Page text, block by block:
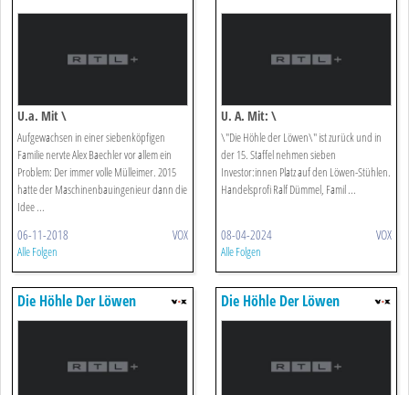
U.a. Mit \
Aufgewachsen in einer siebenköpfigen
Familie nervte Alex Baechler vor allem ein
Problem: Der immer volle Mülleimer. 2015
hatte der Maschinenbauingenieur dann die
Idee ...
06-11-2018 VOX
Alle Folgen
U. A. Mit: \
\"Die Höhle der Löwen\" ist zurück und in
der 15. Staffel nehmen sieben
Investor:innen Platz auf den Löwen-Stühlen.
Handelsprofi Ralf Dümmel, Famil ...
08-04-2024 VOX
Alle Folgen
Die Höhle Der Löwen Die Höhle Der Löwen